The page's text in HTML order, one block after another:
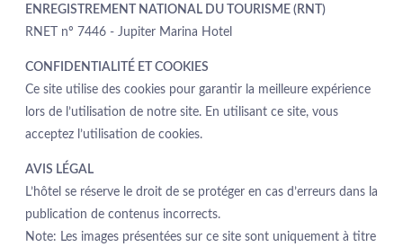
ENREGISTREMENT NATIONAL DU TOURISME (RNT)
RNET nº 7446 - Jupiter Marina Hotel
CONFIDENTIALITÉ ET COOKIES
Ce site utilise des cookies pour garantir la meilleure expérience
lors de l’utilisation de notre site. En utilisant ce site, vous
acceptez l’utilisation de cookies.
AVIS LÉGAL
L’hôtel se réserve le droit de se protéger en cas d’erreurs dans la
publication de contenus incorrects.
Note: Les images présentées sur ce site sont uniquement à titre